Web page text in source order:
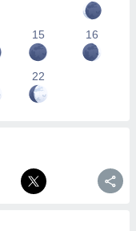
15 16
22